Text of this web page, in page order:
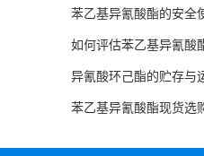
苯乙基异氰酸酯的安全
如何评估苯乙基异氰酸
异氰酸环己酯的贮存与
苯乙基异氰酸酯现货选